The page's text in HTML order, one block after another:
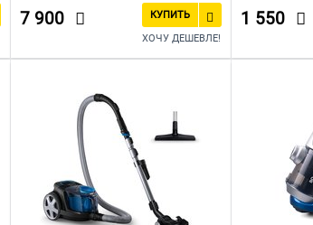
7 900
КУПИТЬ
ХОЧУ ДЕШЕВЛЕ!
1 550